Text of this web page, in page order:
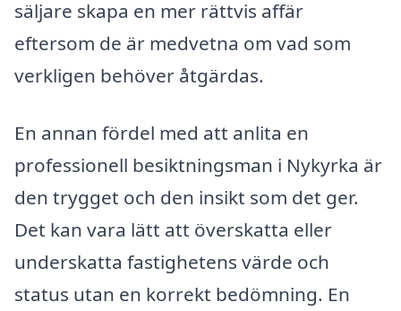
säljare skapa en mer rättvis affär
eftersom de är medvetna om vad som
verkligen behöver åtgärdas.
En annan fördel med att anlita en
professionell besiktningsman i Nykyrka är
den trygget och den insikt som det ger.
Det kan vara lätt att överskatta eller
underskatta fastighetens värde och
status utan en korrekt bedömning. En